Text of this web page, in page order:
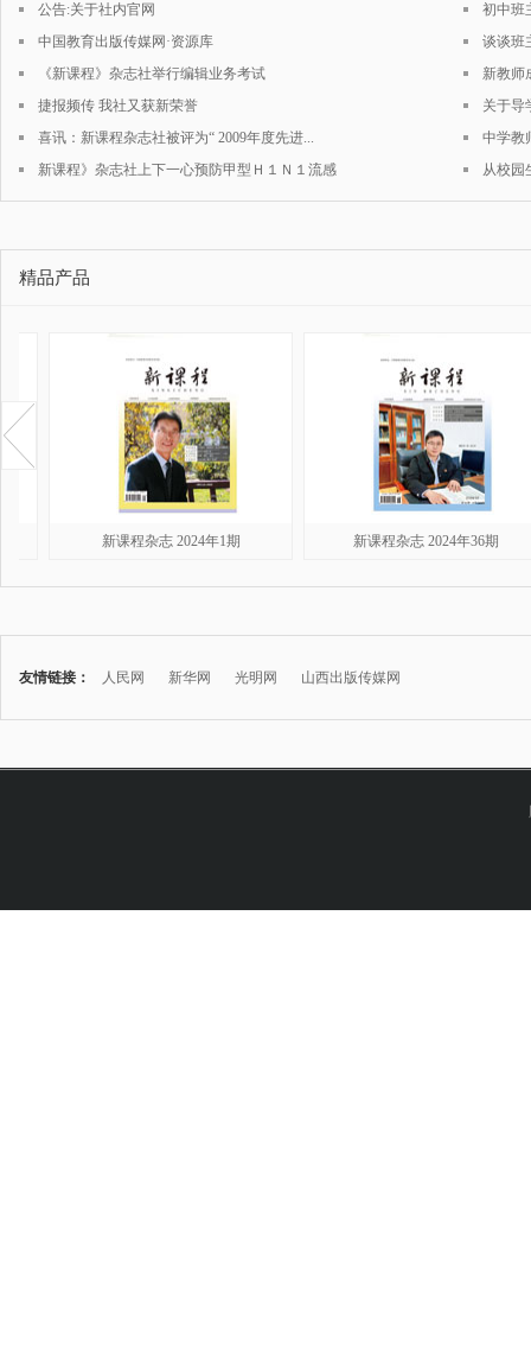
公告:关于社内官网
中国教育出版传媒网·资源库
《新课程》杂志社举行编辑业务考试
捷报频传 我社又获新荣誉
喜讯：新课程杂志社被评为“ 2009年度先进...
新课程》杂志社上下一心预防甲型Ｈ１Ｎ１流感
初中班
谈谈班
新教师
关于导
中学教
从校园
精品产品
新课程杂志 2024年1期 新课程杂志 2024年36期
友情链接： 人民网 新华网 光明网 山西出版传媒网